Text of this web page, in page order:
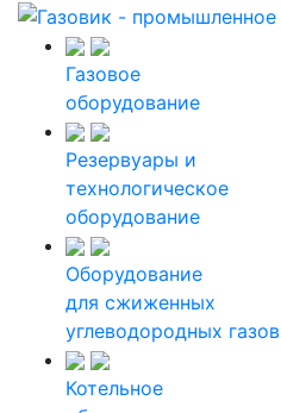
Газовое
оборудование
Резервуары и
технологическое
оборудование
Оборудование
для сжиженных
углеводородных газов
Котельное